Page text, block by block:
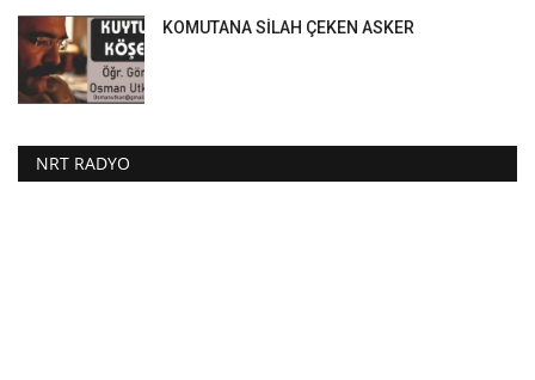
KOMUTANA SİLAH ÇEKEN ASKER
NRT RADYO